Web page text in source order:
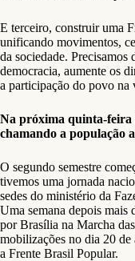
E terceiro, construir uma
unificando movimentos,
da sociedade.
democracia, aumente os
a participação do povo na
Na próxima quinta-feira
chamando a população
O segundo semestre
tivemos uma jornada
sedes do ministério da
Uma semana depois mais
por Brasília na Marcha
mobilizações no dia 20 de
a Frente Brasil Popular.